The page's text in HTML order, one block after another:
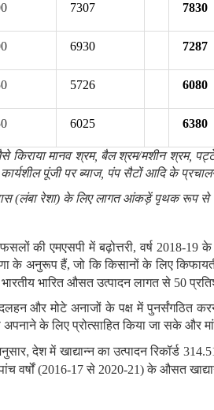
7307 7830
6930 7287
5726 6080
6025 6380
किराया मानव श्रम, बैल श्रम/मशीन श्रम, पट्टे
पूंजी पर ब्याज, पंप सैटों आदि के
(लंबा रेशा) के लिए लागत आंकड़ें पृथक रूप
की एमएसपी में बढ़ोत्तरी, वर्ष 2018-
के अनुरूप हैं, जो कि किसानों के लिए
भारित औसत उत्पादन लागत से 50
और मोटे अनाजों के पक्ष में पुनर्संगठित
अपनाने के लिए प्रोत्साहित किया जा सके
,देश में खाद्यान्न का उत्पादन रिकॉर्ड
वर्षों (2016-17 से 2020-21) के औसत